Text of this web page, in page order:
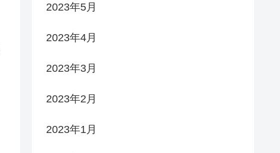
2023年5月
2023年4月
2023年3月
2023年2月
2023年1月